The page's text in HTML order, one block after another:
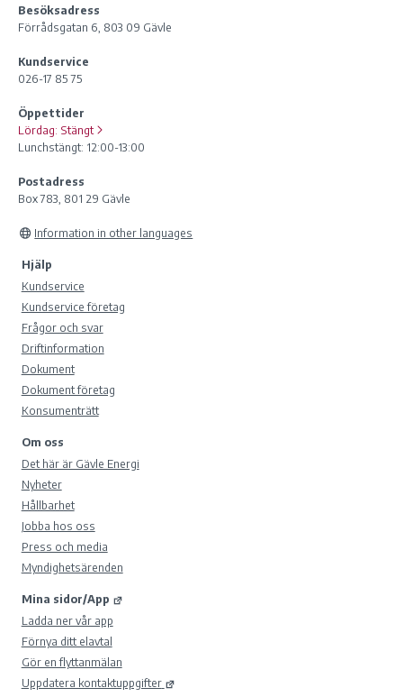
Besöksadress
Förrådsgatan 6, 803 09 Gävle
Kundservice
026-17 85 75
Öppettider
Lördag: Stängt
Lunchstängt: 12:00-13:00
Postadress
Box 783, 801 29 Gävle
Information in other languages
Hjälp
Kundservice
Kundservice företag
Frågor och svar
Driftinformation
Dokument
Dokument företag
Konsumenträtt
Om oss
Det här är Gävle Energi
Nyheter
Hållbarhet
Jobba hos oss
Press och media
Myndighetsärenden
Mina sidor/App
Ladda ner vår app
Förnya ditt elavtal
Gör en flyttanmälan
Uppdatera kontaktuppgifter